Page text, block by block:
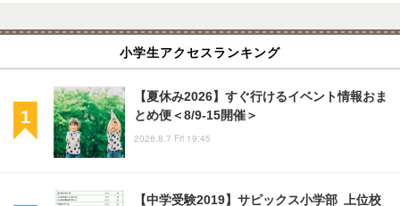
小学生アクセスランキング
【夏休み2026】すぐ行けるイベント情報おま
とめ便＜8/9-15開催＞
2026.8.7 Fri 19:45
【中学受験2019】サピックス小学部 上位校